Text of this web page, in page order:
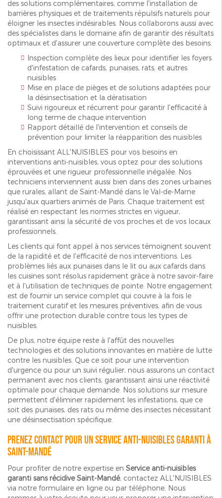
des solutions complémentaires, comme l'installation de
barrières physiques et de traitements répulsifs naturels pour
éloigner les insectes indésirables. Nous collaborons aussi avec
des spécialistes dans le domaine afin de garantir des résultats
optimaux et d'assurer une couverture complète des besoins.
Inspection complète des lieux pour identifier les foyers
d'infestation de cafards, punaises, rats, et autres
nuisibles
Mise en place de pièges et de solutions adaptées pour
la désinsectisation et la dératisation
Suivi rigoureux et récurrent pour garantir l'efficacité à
long terme de chaque intervention
Rapport détaillé de l'intervention et conseils de
prévention pour limiter la réapparition des nuisibles
En choisissant ALL'NUISIBLES pour vos besoins en
interventions anti-nuisibles, vous optez pour des solutions
éprouvées et une rigueur professionnelle inégalée. Nos
techniciens interviennent aussi bien dans des zones urbaines
que rurales, allant de Saint-Mandé dans le Val-de-Marne
jusqu'aux quartiers animés de Paris. Chaque traitement est
réalisé en respectant les normes strictes en vigueur,
garantissant ainsi la sécurité de vos proches et de vos locaux
professionnels.
Les clients qui font appel à nos services témoignent souvent
de la rapidité et de l'efficacité de nos interventions. Les
problèmes liés aux punaises dans le lit ou aux cafards dans
les cuisines sont résolus rapidement grâce à notre savoir-faire
et à l'utilisation de techniques de pointe. Notre engagement
est de fournir un service complet qui couvre à la fois le
traitement curatif et les mesures préventives, afin de vous
offrir une protection durable contre tous les types de
nuisibles.
De plus, notre équipe reste à l'affût des nouvelles
technologies et des solutions innovantes en matière de lutte
contre les nuisibles. Que ce soit pour une intervention
d'urgence ou pour un suivi régulier, nous assurons un contact
permanent avec nos clients, garantissant ainsi une réactivité
optimale pour chaque demande. Nos solutions sur mesure
permettent d'éliminer rapidement les infestations, que ce
soit des punaises, des rats ou même des insectes nécessitant
une désinsectisation spécifique.
Prenez contact pour un service anti-nuisibles garanti à
Saint-Mandé
Pour profiter de notre expertise en Service anti-nuisibles
garanti sans récidive Saint-Mandé, contactez ALL'NUISIBLES
via notre formulaire en ligne ou par téléphone. Nous